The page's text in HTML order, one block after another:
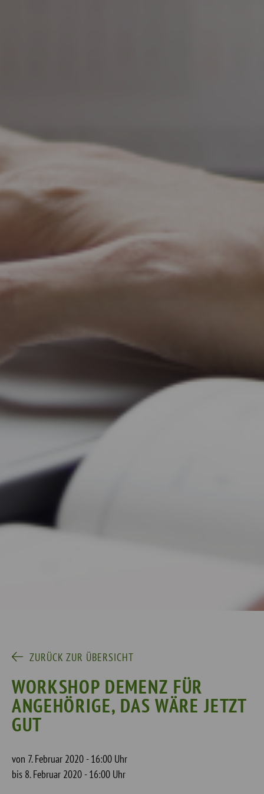
ZURÜCK ZUR ÜBERSICHT
WORKSHOP DEMENZ FÜR
ANGEHÖRIGE, DAS WÄRE JETZT
GUT
von 7. Februar 2020 - 16:00 Uhr
bis 8. Februar 2020 - 16:00 Uhr